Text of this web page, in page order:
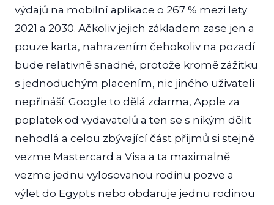
výdajů na mobilní aplikace o 267 % mezi lety
2021 a 2030. Ačkoliv jejich základem zase jen a
pouze karta, nahrazením čehokoliv na pozadí
bude relativně snadné, protože kromě zážitku
s jednoduchým placením, nic jiného uživateli
nepřináší. Google to dělá zdarma, Apple za
poplatek od vydavatelů a ten se s nikým dělit
nehodlá a celou zbývající část přijmů si stejně
vezme Mastercard a Visa a ta maximalně
vezme jednu vylosovanou rodinu pozve a
výlet do Egypts nebo obdaruje jednu rodinou